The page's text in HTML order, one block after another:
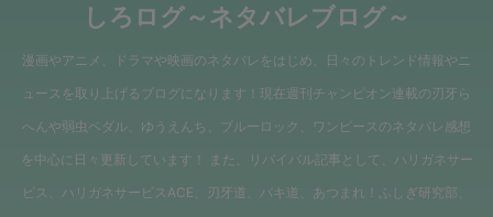
しろログ～ネタバレブログ～
漫画やアニメ、ドラマや映画のネタバレをはじめ、日々のトレンド情報やニ
ュースを取り上げるブログになります！現在週刊チャンピオン連載の刃牙ら
へんや弱虫ペダル、ゆうえんち、ブルーロック、ワンピースのネタバレ感想
を中心に日々更新しています！ また、リバイバル記事として、ハリガネサー
ビス、ハリガネサービスACE、刃牙道、バキ道、あつまれ！ふしぎ研究部、